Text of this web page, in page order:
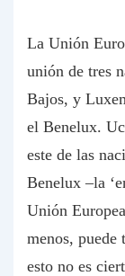
La Unión
unión de tres
Bajos, y
el Benelux.
este de las
Benelux –la
Unión
menos, puede
esto no es